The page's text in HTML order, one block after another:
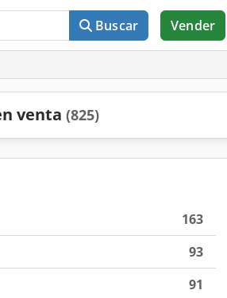
Buscar Vender
venta (825)
163
93
91